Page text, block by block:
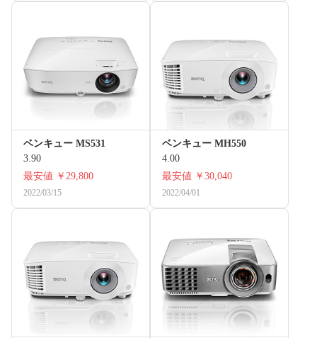
ベンキュー MS531
3.90
最安値 ￥29,800
2022/03/15
ベンキュー MH550
4.00
最安値 ￥30,040
2022/04/01